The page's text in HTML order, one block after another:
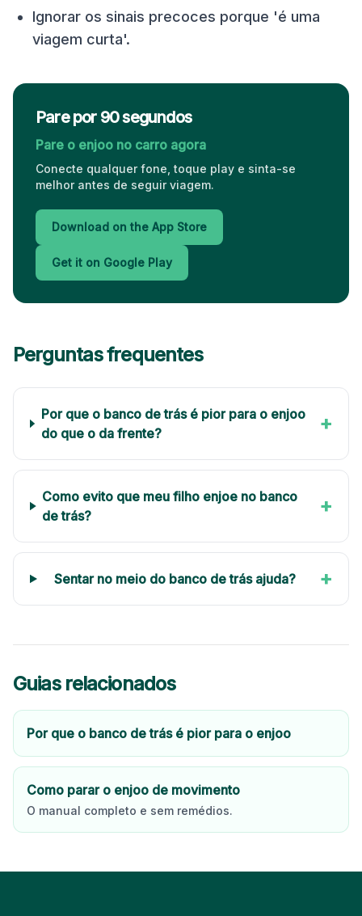
Ignorar os sinais precoces porque 'é uma
viagem curta'.
Pare por 90 segundos
Pare o enjoo no carro agora
Conecte qualquer fone, toque play e sinta-se
melhor antes de seguir viagem.
Download on the App Store
Get it on Google Play
Perguntas frequentes
Por que o banco de trás é pior para o enjoo
do que o da frente?
+
Como evito que meu filho enjoe no banco
de trás?
+
Sentar no meio do banco de trás ajuda? +
Guias relacionados
Por que o banco de trás é pior para o enjoo
Como parar o enjoo de movimento
O manual completo e sem remédios.